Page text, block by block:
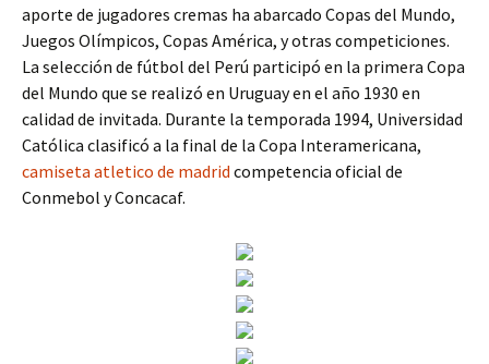
aporte de jugadores cremas ha abarcado Copas del Mundo,
Juegos Olímpicos, Copas América, y otras competiciones.
La selección de fútbol del Perú participó en la primera Copa
del Mundo que se realizó en Uruguay en el año 1930 en
calidad de invitada. Durante la temporada 1994, Universidad
Católica clasificó a la final de la Copa Interamericana,
camiseta atletico de madrid competencia oficial de
Conmebol y Concacaf.